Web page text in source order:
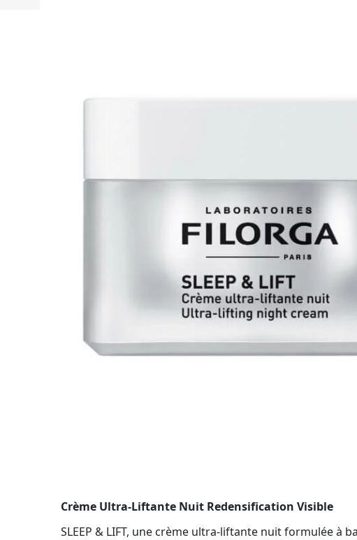
Crème Ultra-Liftante Nuit Redensification Visible
SLEEP & LIFT, une crème ultra-liftante nuit formulée à